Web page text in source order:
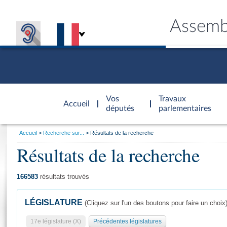
Accueil
d'accueil
Vos
députés
Travaux
parlementaires
Général
Vous
Accueil Recherche sur... Résultats de la recherche
Résultats de la recherche
166583 résultats trouvés
LÉGISLATURE (Cliquez sur l'un des boutons pour faire un choix)
17e législature (X) Précédentes législatures